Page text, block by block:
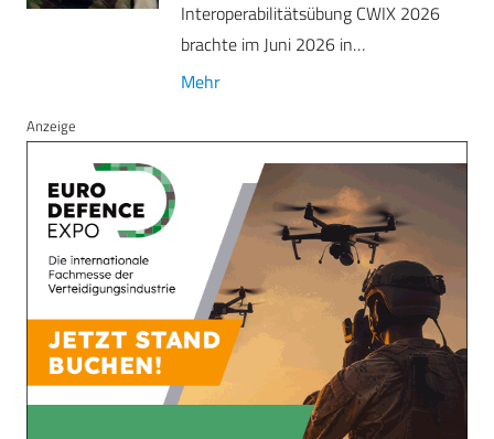
Interoperabilitätsübung CWIX 2026
brachte im Juni 2026 in…
Mehr
Anzeige